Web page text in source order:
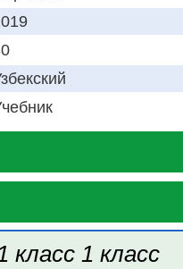
1 класс